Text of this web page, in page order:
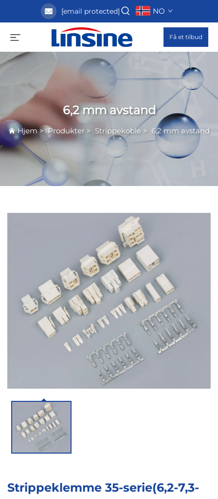
[email protected] NO
Få et tilbud
6,2 mm avstand
Hjem>Produkter > Strippekoble > 6,2 mm avstand
Strippeklemme 35-serie(6,2-7,3-